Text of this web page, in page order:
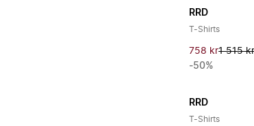
RRD
T-Shirts
758 kr1 515
-50%
RRD
T-Shirts